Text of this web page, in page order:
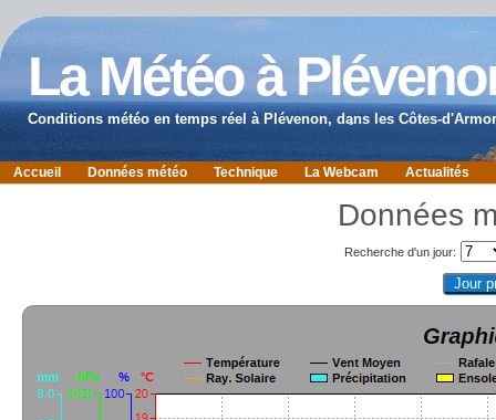
La Météo à
Conditions météo en temps réel à Plévenon, dans les Côtes-
Accueil Données météo Technique La Webcam Actualités
Données
Recherche d'un jour: